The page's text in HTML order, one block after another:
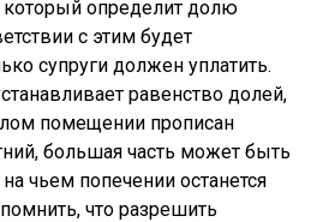
который определит долю
с этим будет
супруги должен уплатить.
равенство долей,
помещении прописан
большая часть может быть
чьем попечении останется
что разрешить